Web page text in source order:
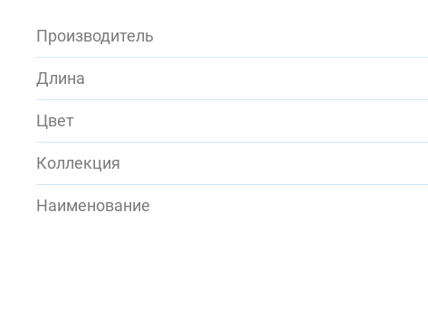
Производитель
Длина
Цвет
Коллекция
Наименование